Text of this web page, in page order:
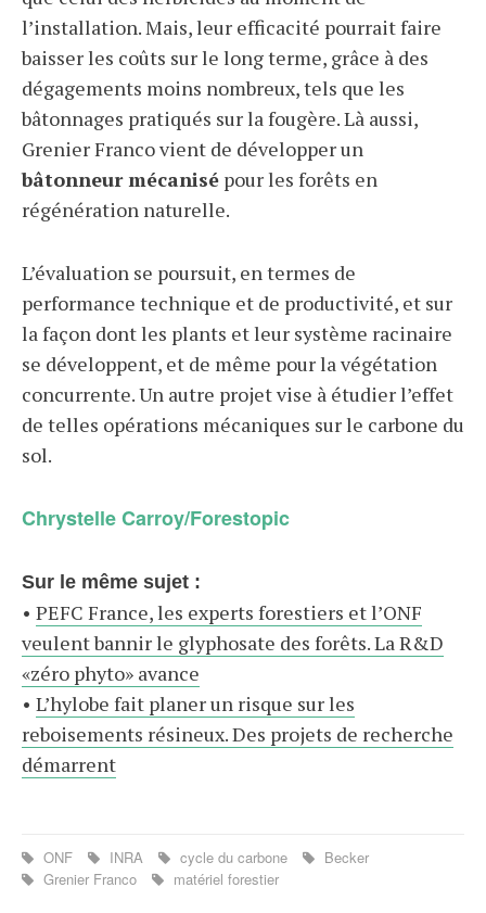
l’installation. Mais, leur efficacité pourrait faire
baisser les coûts sur le long terme, grâce à des
dégagements moins nombreux, tels que les
bâtonnages pratiqués sur la fougère. Là aussi,
Grenier Franco vient de développer un
bâtonneur mécanisé pour les forêts en
régénération naturelle.
L’évaluation se poursuit, en termes de
performance technique et de productivité, et sur
la façon dont les plants et leur système racinaire
se développent, et de même pour la végétation
concurrente. Un autre projet vise à étudier l’effet
de telles opérations mécaniques sur le carbone du
sol.
Chrystelle Carroy/Forestopic
Sur le même sujet :
• PEFC France, les experts forestiers et l’ONF
veulent bannir le glyphosate des forêts. La R&D
«zéro phyto» avance
• L’hylobe fait planer un risque sur les
reboisements résineux. Des projets de recherche
démarrent
ONF INRA cycle du carbone
Becker
Grenier Franco
matériel forestier